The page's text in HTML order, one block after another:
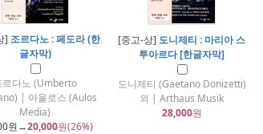
] 조르다노 : 페도라 (한
글자막)
르다노 (Umberto
| 아울로스 (Aulos
Media)
원→20,000원(26%)
[중고-상] 도니제티 : 마리아 스
투아르다 [한글자막]
도니제티 (Gaetano Donizetti)
외 | Arthaus Musik
28,000원